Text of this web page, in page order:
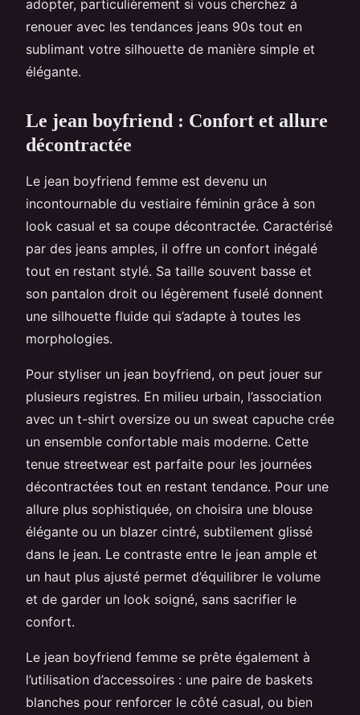
adopter, particulièrement si vous cherchez à
renouer avec les tendances jeans 90s tout en
sublimant votre silhouette de manière simple et
élégante.
Le jean boyfriend : Confort et allure
décontractée
Le jean boyfriend femme est devenu un
incontournable du vestiaire féminin grâce à son
look casual et sa coupe décontractée. Caractérisé
par des jeans amples, il offre un confort inégalé
tout en restant stylé. Sa taille souvent basse et
son pantalon droit ou légèrement fuselé donnent
une silhouette fluide qui s’adapte à toutes les
morphologies.
Pour styliser un jean boyfriend, on peut jouer sur
plusieurs registres. En milieu urbain, l’association
avec un t-shirt oversize ou un sweat capuche crée
un ensemble confortable mais moderne. Cette
tenue streetwear est parfaite pour les journées
décontractées tout en restant tendance. Pour une
allure plus sophistiquée, on choisira une blouse
élégante ou un blazer cintré, subtilement glissé
dans le jean. Le contraste entre le jean ample et
un haut plus ajusté permet d’équilibrer le volume
et de garder un look soigné, sans sacrifier le
confort.
Le jean boyfriend femme se prête également à
l’utilisation d’accessoires : une paire de baskets
blanches pour renforcer le côté casual, ou bien